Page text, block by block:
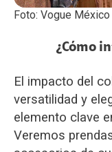
Foto: Vogue
¿Cómo
El impacto del
versatilidad y
elemento clave
Veremos